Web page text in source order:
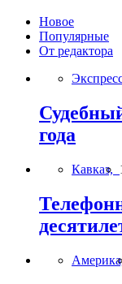
Новое
Популярные
От редактора
года
Кавказ,